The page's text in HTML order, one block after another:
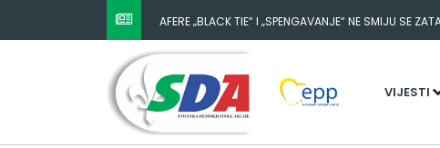
NESTANAK 780.000 EURA IZ IGMANA NE MOŽE BITI
ODGOVORNOST MORAJU SNOSITI VLADA FBIH I NJENI
VIJESTI